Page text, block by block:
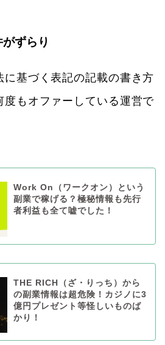
ずらり
に基づく表記の記載の書き方
度もオファーしている運営で
Work On（ワークオン）という
副業で稼げる？極秘情報も先行
者利益も全て嘘でした！
THE RICH（ざ・りっち）から
の副業情報は超危険！カジノに3
億円プレゼント等怪しいものば
かり！